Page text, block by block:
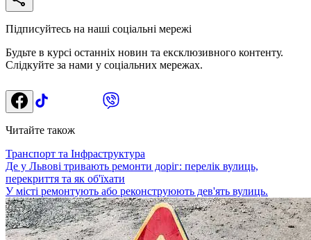
Підписуйтесь на наші соціальні мережі
Будьте в курсі останніх новин та ексклюзивного контенту.
Слідкуйте за нами у соціальних мережах.
Читайте також
Транспорт та Інфраструктура
Де у Львові тривають ремонти доріг: перелік вулиць,
перекриття та як об'їхати
У місті ремонтують або реконструюють дев'ять вулиць.